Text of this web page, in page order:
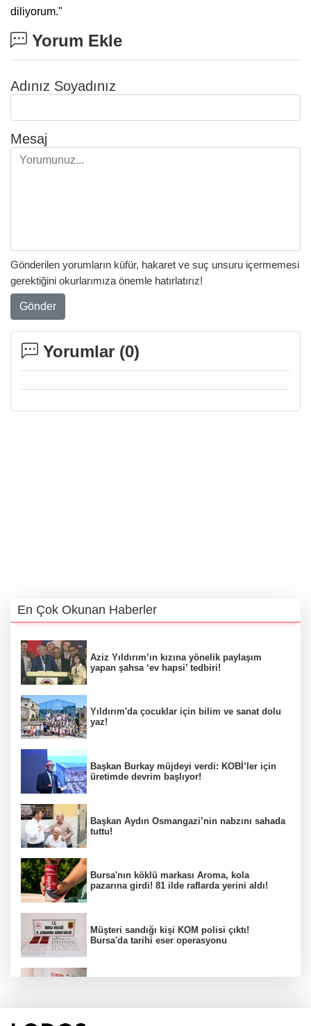
diliyorum."
Yorum Ekle
Adınız Soyadınız
Mesaj
Gönderilen yorumların küfür, hakaret ve suç unsuru içermemesi
gerektiğini okurlarımıza önemle hatırlatırız!
Gönder
Yorumlar (0)
En Çok Okunan Haberler
Aziz Yıldırım’ın kızına yönelik paylaşım
yapan şahsa ‘ev hapsi’ tedbiri!
Yıldırım'da çocuklar için bilim ve sanat dolu
yaz!
Başkan Burkay müjdeyi verdi: KOBİ’ler için
üretimde devrim başlıyor!
Başkan Aydın Osmangazi’nin nabzını sahada
tuttu!
Bursa'nın köklü markası Aroma, kola
pazarına girdi! 81 ilde raflarda yerini aldı!
Müşteri sandığı kişi KOM polisi çıktı!
Bursa'da tarihi eser operasyonu